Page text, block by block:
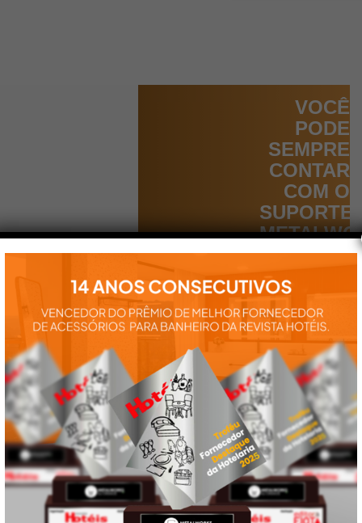
VOCÊ
PODE
SEMPRE
CONTAR
COM O
SUPORTE
encontra tudo
para a
instalação e
utilização de
produtos:
manuais,
vídeos,
catálogos e
tudo mais que
precisa.
VEJA